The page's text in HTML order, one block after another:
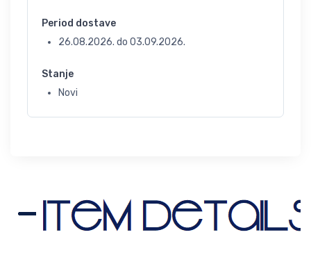
Period dostave
26.08.2026. do 03.09.2026.
Stanje
Novi